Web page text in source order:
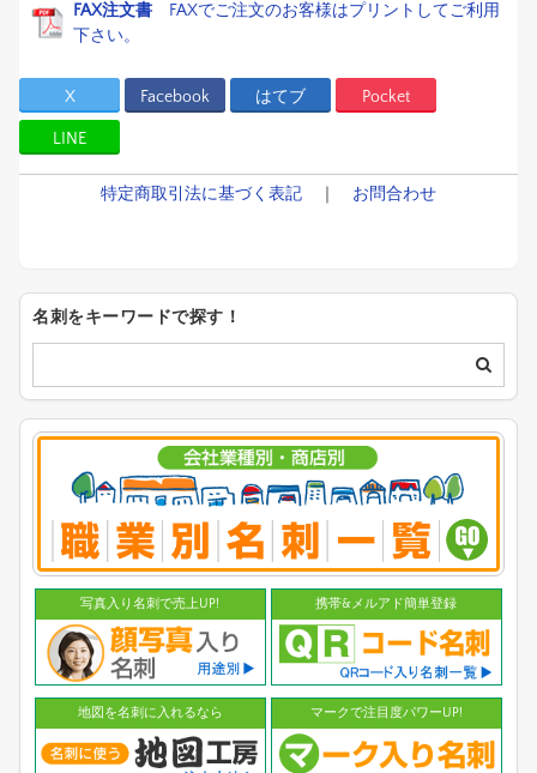
FAX注文書 FAXでご注文のお客様はプリントしてご利用
下さい。
X Facebook はてブ Pocket
LINE
特定商取引法に基づく表記 お問合わせ
名刺をキーワードで探す！
写真入り名刺で売上UP! 携帯&メルアド簡単登録
地図を名刺に入れるなら マークで注目度パワーUP!